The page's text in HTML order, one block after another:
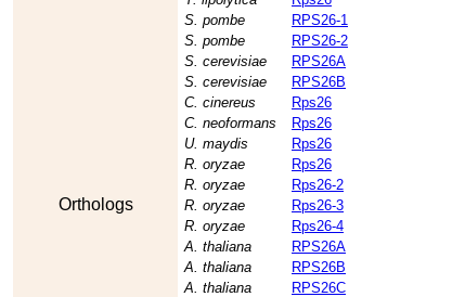
Orthologs
S. pombe
RPS26-1
S. pombe
RPS26-2
S. cerevisiae
RPS26A
S. cerevisiae
RPS26B
C. cinereus
Rps26
C. neoformans
Rps26
U. maydis
Rps26
R. oryzae
Rps26
R. oryzae
Rps26-2
R. oryzae
Rps26-3
R. oryzae
Rps26-4
A. thaliana
RPS26A
A. thaliana
RPS26B
A. thaliana
RPS26C